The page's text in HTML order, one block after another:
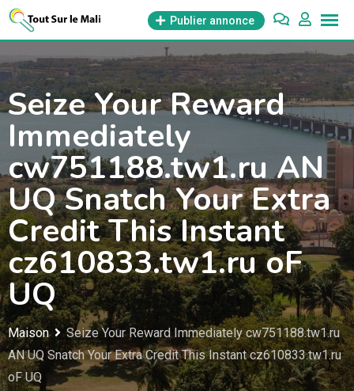
Aller
contenu
Publier annonce
Seize Your Reward
Immediately
cw751188.tw1.ru AN
UQ Snatch Your Extra
Credit This Instant
cz610833.tw1.ru oF
UQ
Maison
Seize Your Reward Immediately cw751188.tw1.ru
AN UQ Snatch Your Extra Credit This Instant cz610833.tw1.ru
oF UQ